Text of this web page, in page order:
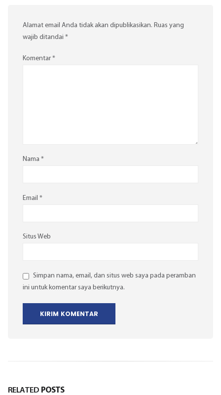
Alamat email Anda tidak akan dipublikasikan. Ruas yang
wajib ditandai *
Komentar*
Nama *
Email *
Situs Web
Simpan nama, email, dan situs web saya pada peramban
ini untuk komentar saya berikutnya.
RELATED POSTS